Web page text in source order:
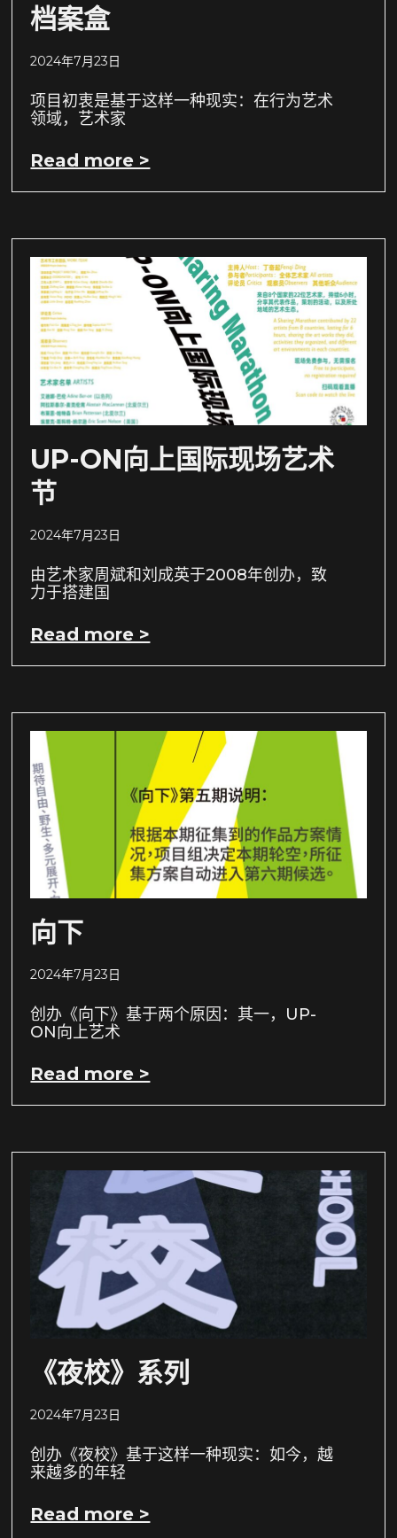
档案盒
2024年7月23日
项目初衷是基于这样一种现实：在行为艺术
领域，艺术家
Read more >
UP-ON向上国际现场艺术
节
2024年7月23日
由艺术家周斌和刘成英于2008年创办，致
力于搭建国
Read more >
向下
2024年7月23日
创办《向下》基于两个原因：其一，UP-
ON向上艺术
Read more >
《夜校》系列
2024年7月23日
创办《夜校》基于这样一种现实：如今，越
来越多的年轻
Read more >